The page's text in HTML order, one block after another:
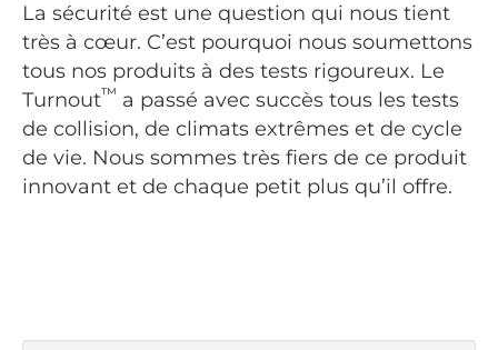
La sécurité est une question qui nous tient
très à cœur. C’est pourquoi nous soumettons
tous nos produits à des tests rigoureux. Le
Turnout™ a passé avec succès tous les tests
de collision, de climats extrêmes et de cycle
de vie. Nous sommes très fiers de ce produit
innovant et de chaque petit plus qu’il offre.